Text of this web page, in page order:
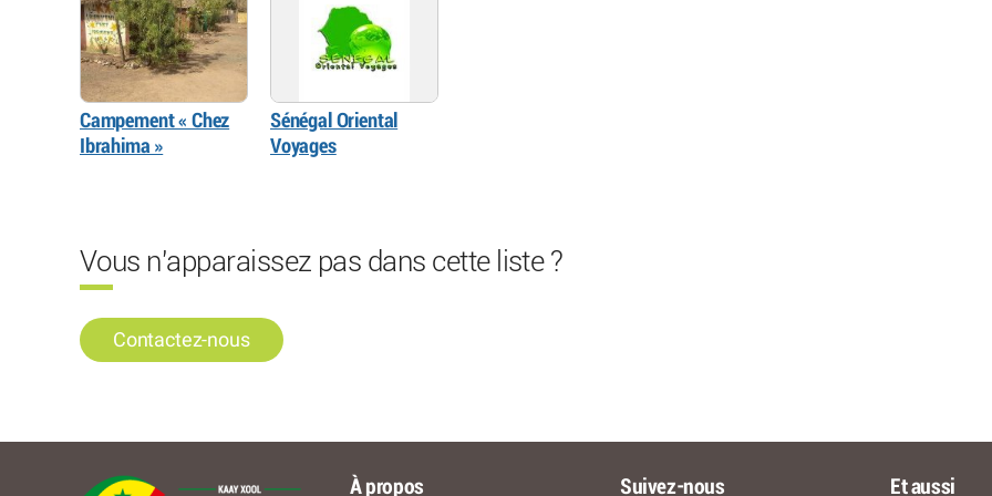
Campement « Chez
Ibrahima »
Sénégal Oriental
Voyages
Vous n'apparaissez pas dans cette liste ?
Contactez-nous
À propos Suivez-nous Et aussi